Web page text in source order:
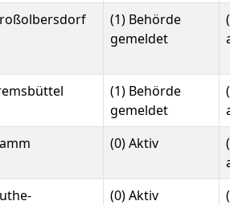
(1) Behörde
gemeldet
(1) Behörde
gemeldet
(0) Aktiv
(0) Aktiv